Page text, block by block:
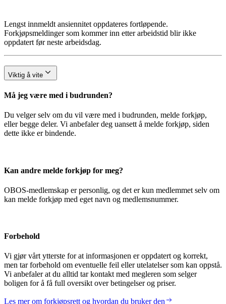
Lengst innmeldt ansiennitet oppdateres fortløpende.
Forkjøpsmeldinger som kommer inn etter arbeidstid blir ikke
oppdatert før neste arbeidsdag.
Viktig å vite
Må jeg være med i budrunden?
Du velger selv om du vil være med i budrunden, melde forkjøp,
eller begge deler. Vi anbefaler deg uansett å melde forkjøp, siden
dette ikke er bindende.
Kan andre melde forkjøp for meg?
OBOS-medlemskap er personlig, og det er kun medlemmet selv om
kan melde forkjøp med eget navn og medlemsnummer.
Forbehold
Vi gjør vårt ytterste for at informasjonen er oppdatert og korrekt,
men tar forbehold om eventuelle feil eller utelatelser som kan oppstå.
Vi anbefaler at du alltid tar kontakt med megleren som selger
boligen for å få full oversikt over betingelser og priser.
Les mer om forkjøpsrett og hvordan du bruker den